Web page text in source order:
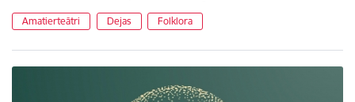
Amatierteātri Dejas Folklora